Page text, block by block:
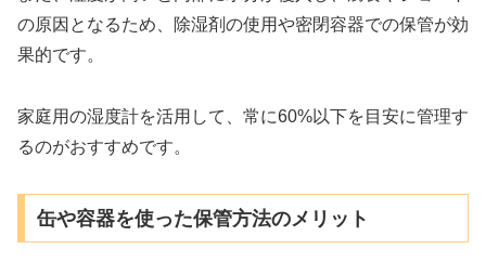
の原因となるため、除湿剤の使用や密閉容器での保管が効
果的です。
家庭用の湿度計を活用して、常に60%以下を目安に管理す
るのがおすすめです。
缶や容器を使った保管方法のメリット